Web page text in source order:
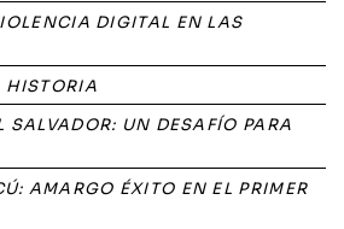
DIGITAL EN LAS
HISTORIA
SALVADOR: UN DESAFÍO PARA
AMARGO ÉXITO EN EL PRIMER